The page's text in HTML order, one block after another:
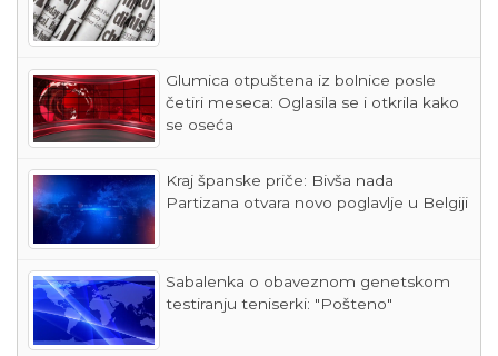
Glumica otpuštena iz bolnice posle
četiri meseca: Oglasila se i otkrila kako
se oseća
Kraj španske priče: Bivša nada
Partizana otvara novo poglavlje u Belgiji
Sabalenka o obaveznom genetskom
testiranju teniserki: "Pošteno"